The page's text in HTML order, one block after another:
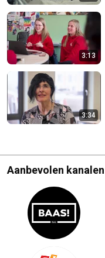
3:13
3:34
Aanbevolen kanalen